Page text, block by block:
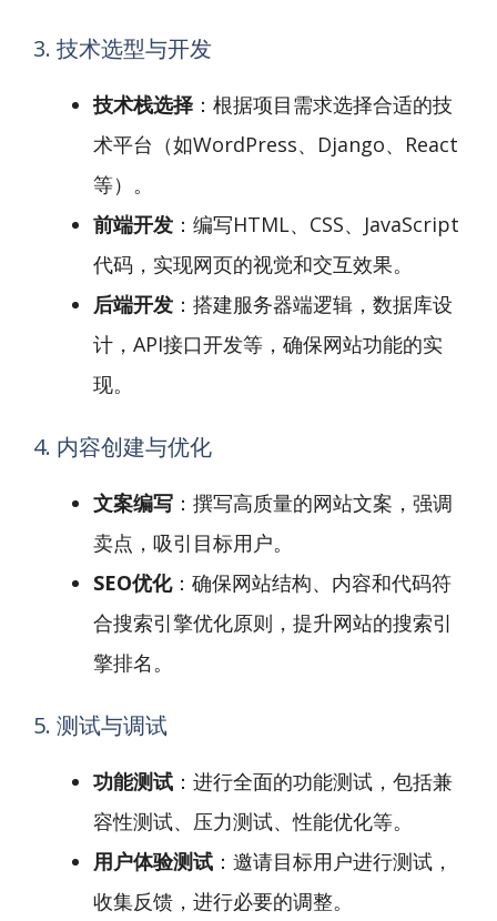
3. 技术选型与开发
技术栈选择 ：根据项目需求选择合适的技
术平台（如WordPress、Django、React
等）。
前端开发 ：编写HTML、CSS、JavaScript
代码，实现网页的视觉和交互效果。
后端开发 ：搭建服务器端逻辑，数据库设
计，API接口开发等，确保网站功能的实
现。
4. 内容创建与优化
文案编写 ：撰写高质量的网站文案，强调
卖点，吸引目标用户。
SEO优化：确保网站结构、内容和代码符
合搜索引擎优化原则，提升网站的搜索引
擎排名。
5. 测试与调试
功能测试 ：进行全面的功能测试，包括兼
容性测试、压力测试、性能优化等。
用户体验测试 ：邀请目标用户进行测试，
收集反馈，进行必要的调整。